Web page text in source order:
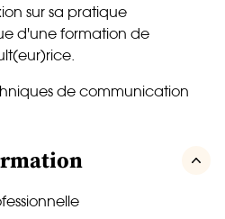
sur sa pratique
d'une formation de
de communication